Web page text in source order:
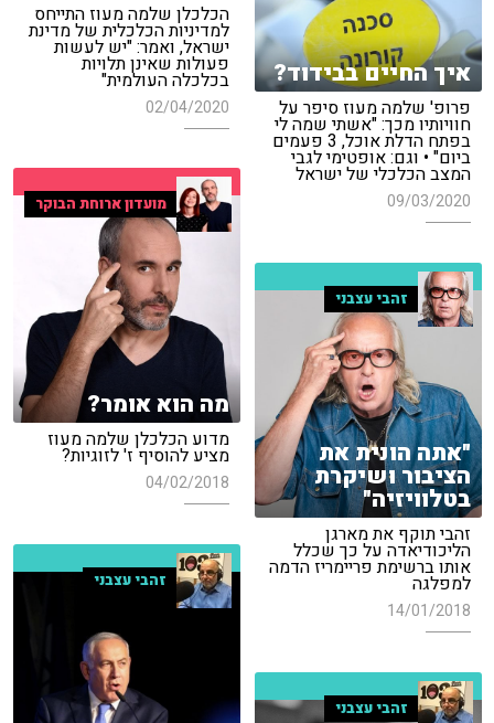
הכלכלן שלמה מעוז התייחס
למדיניות הכלכלית של מדינת
ישראל, ואמר: "יש לעשות
פעולות שאינן תלויות
בכלכלה העולמית"
02/04/2020
איך החיים בבידוד?
פרופ' שלמה מעוז סיפר על
חוויותיו מכך: "אשתי שמה לי
בפתח הדלת אוכל, 3 פעמים
ביום" • וגם: אופטימי לגבי
המצב הכלכלי של ישראל
09/03/2020 מועדון ארוחת הבוקר
מה הוא אומר?
מדוע הכלכלן שלמה מעוז
מציע להוסיף ז' לזוגיות?
04/02/2018
זהבי עצבני
"אתה הונית את
הציבור ושיקרת
בטלוויזיה"
זהבי תוקף את מארגן
הליכודיאדה על כך שכלל
אותו ברשימת פריימריז הדמה
למפלגה
14/01/2018
זהבי עצבני
זהבי עצבני